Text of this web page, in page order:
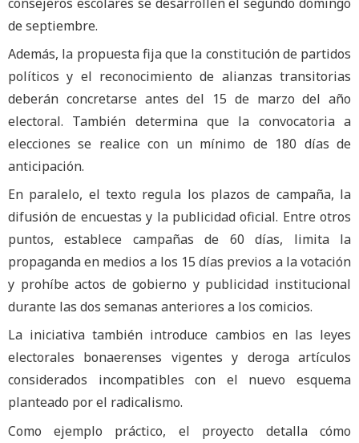
de septiembre.
Además, la propuesta fija que la constitución de partidos
políticos y el reconocimiento de alianzas transitorias
deberán concretarse antes del 15 de marzo del año
electoral. También determina que la convocatoria a
elecciones se realice con un mínimo de 180 días de
anticipación.
En paralelo, el texto regula los plazos de campaña, la
difusión de encuestas y la publicidad oficial. Entre otros
puntos, establece campañas de 60 días, limita la
propaganda en medios a los 15 días previos a la votación
y prohíbe actos de gobierno y publicidad institucional
durante las dos semanas anteriores a los comicios.
La iniciativa también introduce cambios en las leyes
electorales bonaerenses vigentes y deroga artículos
considerados incompatibles con el nuevo esquema
planteado por el radicalismo.
Como ejemplo práctico, el proyecto detalla cómo